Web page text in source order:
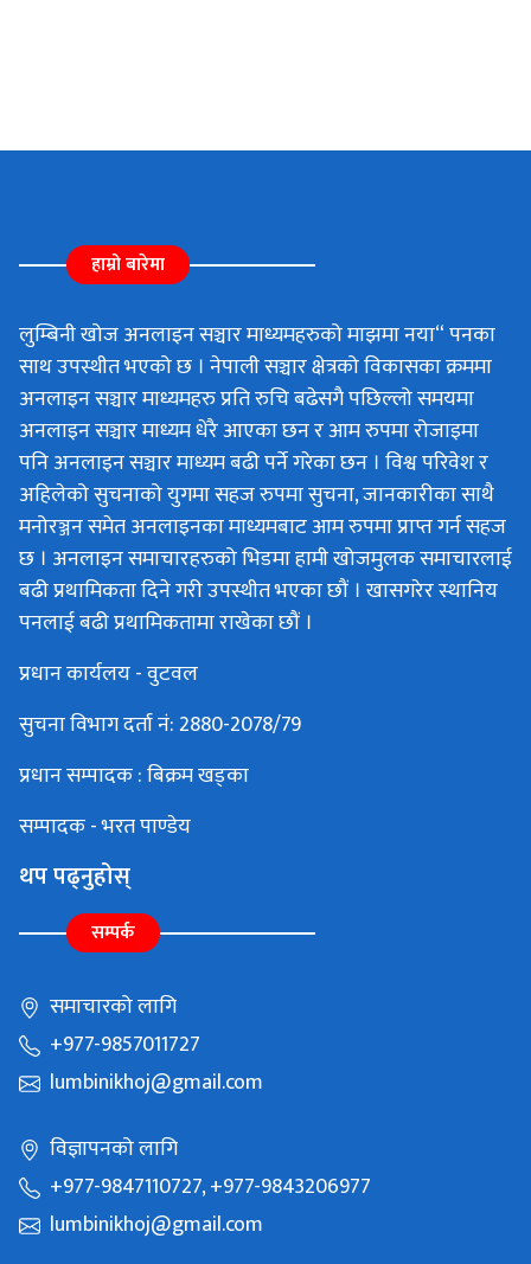
हाम्रो बारेमा
लुम्बिनी खोज अनलाइन सञ्चार माध्यमहरुको माझमा नया“ पनका
साथ उपस्थीत भएको छ । नेपाली सञ्चार क्षेत्रको विकासका क्रममा
अनलाइन सञ्चार माध्यमहरु प्रति रुचि बढेसगै पछिल्लो समयमा
अनलाइन सञ्चार माध्यम धेरै आएका छन र आम रुपमा रोजाइमा
पनि अनलाइन सञ्चार माध्यम बढी पर्ने गरेका छन । विश्व परिवेश र
अहिलेको सुचनाको युगमा सहज रुपमा सुचना, जानकारीका साथै
मनोरञ्जन समेत अनलाइनका माध्यमबाट आम रुपमा प्राप्त गर्न सहज
छ । अनलाइन समाचारहरुको भिडमा हामी खोजमुलक समाचारलाई
बढी प्रथामिकता दिने गरी उपस्थीत भएका छौं । खासगरेर स्थानिय
पनलाई बढी प्रथामिकतामा राखेका छौं ।
प्रधान कार्यलय - वुटवल
सुचना विभाग दर्ता नं: 2880-2078/79
प्रधान सम्पादक : बिक्रम खड्का
सम्पादक - भरत पाण्डेय
थप पढ्नुहोस्
सम्पर्क
समाचारको लागि
+977-9857011727
lumbinikhoj@gmail.com
विज्ञापनको लागि
+977-9847110727, +977-9843206977
lumbinikhoj@gmail.com